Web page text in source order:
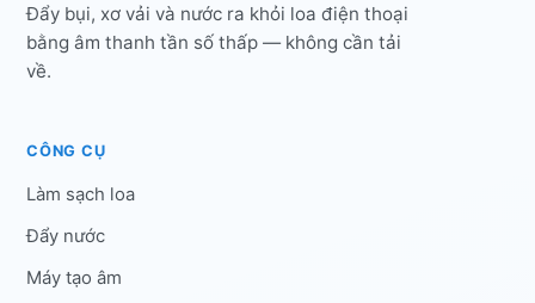
Đẩy bụi, xơ vải và nước ra khỏi loa điện thoại
bằng âm thanh tần số thấp — không cần tải
về.
CÔNG CỤ
Làm sạch loa
Đẩy nước
Máy tạo âm